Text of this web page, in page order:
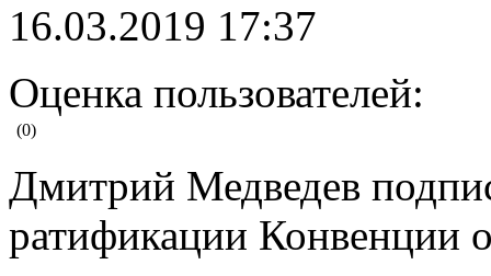
16.03.2019 17:37
Оценка пользователей:
(0)
Дмитрий Медведев
ратификации Конвенции